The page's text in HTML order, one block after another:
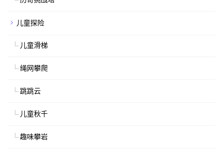
儿童探险
儿童滑梯
绳网攀爬
跳跳云
儿童秋千
趣味攀岩